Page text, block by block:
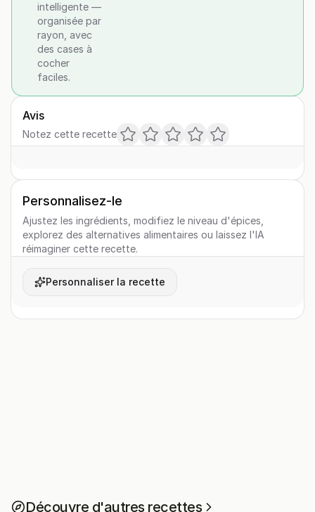
intelligente —
organisée par
rayon, avec
des cases à
cocher
faciles.
Avis
Notez cette recette
Personnalisez-le
Ajustez les ingrédients, modifiez le niveau d'épices,
explorez des alternatives alimentaires ou laissez l'IA
réimaginer cette recette.
Personnaliser la recette
Découvre d'autres recettes